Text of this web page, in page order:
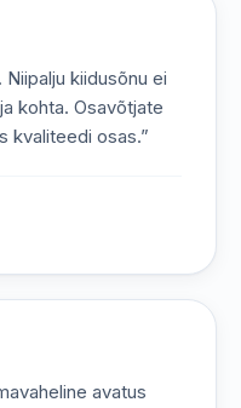
kiidusõnu ei
kohta. Osavõtjate
kvaliteedi osas.”
avatus